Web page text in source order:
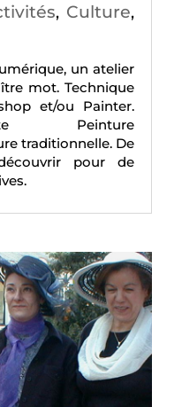
, Culture,
un atelier
mot. Technique
et/ou Painter.
Peinture
traditionnelle. De
pour de